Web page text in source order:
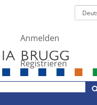
Anmelden
Registrieren